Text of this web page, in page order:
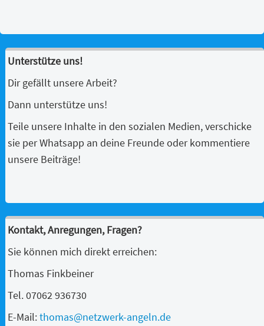
Unterstütze uns!
Dir gefällt unsere Arbeit?
Dann unterstütze uns!
Teile unsere Inhalte in den sozialen Medien, verschicke
sie per Whatsapp an deine Freunde oder kommentiere
unsere Beiträge!
Kontakt, Anregungen, Fragen?
Sie können mich direkt erreichen:
Thomas Finkbeiner
Tel. 07062 936730
E-Mail:thomas@netzwerk-angeln.de